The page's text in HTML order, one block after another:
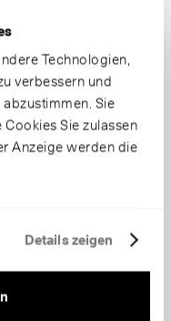
Technologien,
verbessern und
Sie
Sie zulassen
Anzeige werden die
Details zeigen